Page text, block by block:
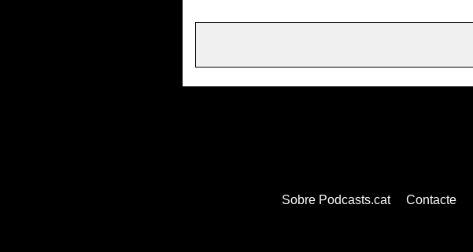
Sobre Podcasts.cat Contacte